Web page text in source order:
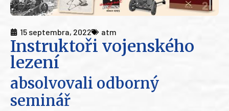
15 septembra, 2022 atm
Instruktoři vojenského
lezení
absolvovali odborný
seminář